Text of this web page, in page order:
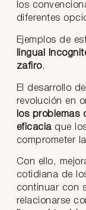
los
diferentes
Ejemplos de
lingual
zafiro.
El desarrollo
revolución en
los problemas
eficaciaque
comprometer
Con ello,
cotidiana de
continuar con
relacionarse